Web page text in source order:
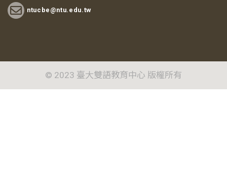
ntucbe@ntu.edu.tw
© 2023 臺大雙語教育中心 版權所有